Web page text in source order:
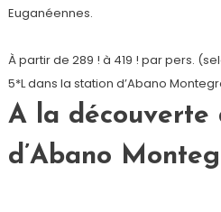
Euganéennes.
À partir de 289 ! à 419 ! par pers.
5*L dans la station d’Abano
A la découverte
d’Abano